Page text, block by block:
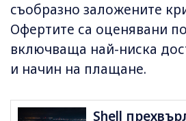
съобразно заложените
Офертите са оценявани
включваща най-ниска
и начин на плащане.
Shell